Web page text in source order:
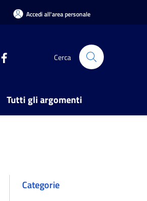
Accedi all'area personale
Cerca
Tutti gli argomenti
Categorie